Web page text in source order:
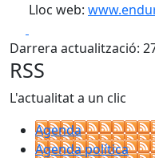
Lloc web:
Darrera actualització:
RSS
L'actualitat a un clic
Agenda
Agenda política